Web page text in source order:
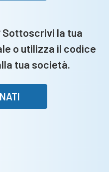
Sottoscrivi la tua
o utilizza il codice
tua società.